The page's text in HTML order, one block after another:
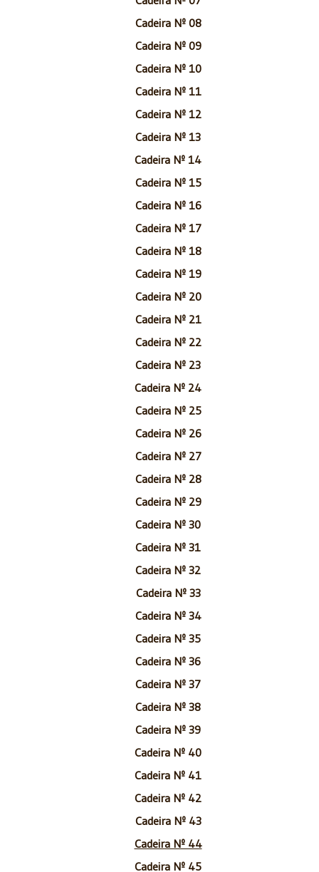
Cadeira Nº 08
Cadeira Nº 09
Cadeira Nº 10
Cadeira Nº 11
Cadeira Nº 12
Cadeira Nº 13
Cadeira Nº 14
Cadeira Nº 15
Cadeira Nº 16
Cadeira Nº 17
Cadeira Nº 18
Cadeira Nº 19
Cadeira Nº 20
Cadeira Nº 21
Cadeira Nº 22
Cadeira Nº 23
Cadeira Nº 24
Cadeira Nº 25
Cadeira Nº 26
Cadeira Nº 27
Cadeira Nº 28
Cadeira Nº 29
Cadeira Nº 30
Cadeira Nº 31
Cadeira Nº 32
Cadeira Nº 33
Cadeira Nº 34
Cadeira Nº 35
Cadeira Nº 36
Cadeira Nº 37
Cadeira Nº 38
Cadeira Nº 39
Cadeira Nº 40
Cadeira Nº 41
Cadeira Nº 42
Cadeira Nº 43
Cadeira Nº 44
Cadeira Nº 45